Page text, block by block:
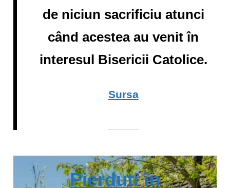
de niciun sacrificiu atunci
când acestea au venit în
interesul Bisericii Catolice.
Sursa
Pierduți în